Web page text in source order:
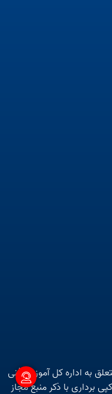
به اداره کل آموزش فنی
برداری با ذکر منبع مجاز